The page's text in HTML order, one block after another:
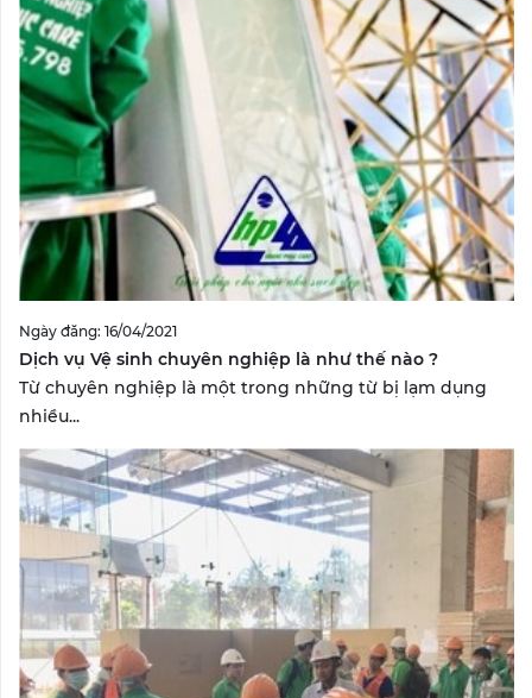
Ngày đăng: 16/04/2021
Dịch vụ Vệ sinh chuyên nghiệp là như thế nào ?
Từ chuyên nghiệp là một trong những từ bị lạm dụng
nhiều...